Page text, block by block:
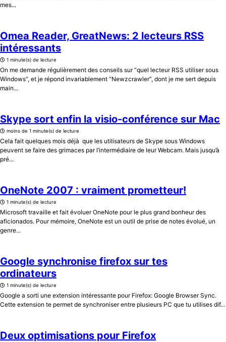
mes...
Omea Reader, GreatNews: 2 lecteurs RSS
intéressants
1 minute(s) de lecture
On me demande régulièrement des conseils sur “quel lecteur RSS utiliser sous
Windows”, et je répond invariablement “Newzcrawler”, dont je me sert depuis
main...
Skype sort enfin la visio-conférence sur Mac
moins de 1 minute(s) de lecture
Cela fait quelques mois déjà que les utilisateurs de Skype sous Windows
peuvent se faire des grimaces par l’intermédiaire de leur Webcam. Mais jusqu’à
pré...
OneNote 2007 : vraiment prometteur!
1 minute(s) de lecture
Microsoft travaille et fait évoluer OneNote pour le plus grand bonheur des
aficionados. Pour mémoire, OneNote est un outil de prise de notes évolué, un
genre...
Google synchronise firefox sur tes
ordinateurs
1 minute(s) de lecture
Google a sorti une extension intéressante pour Firefox: Google Browser Sync.
Cette extension te permet de synchroniser entre plusieurs PC que tu utilises dif...
Deux optimisations pour Firefox